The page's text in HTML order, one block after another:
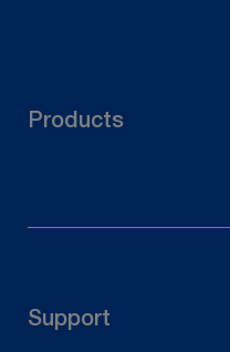
Products
Materiale per
Support